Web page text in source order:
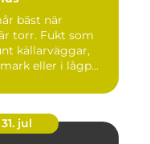
bäst när
torr. Fukt som
källarväggar,
eller i lågp...
31. jul